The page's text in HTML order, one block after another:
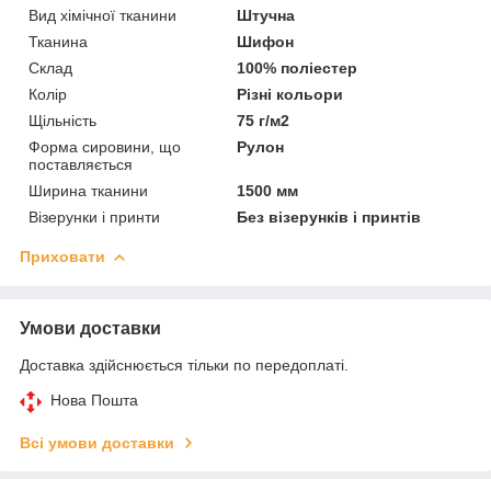
Вид хімічної тканини
Штучна
Тканина
Шифон
Склад
100% поліестер
Колір
Різні кольори
Щільність
75 г/м2
Форма сировини, що
поставляється
Рулон
Ширина тканини
1500 мм
Візерунки і принти
Без візерунків і принтів
Приховати
Умови доставки
Доставка здійснюється тільки по передоплаті.
Нова Пошта
Всі умови доставки